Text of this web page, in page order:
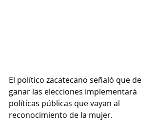
El político zacatecano señaló que de
ganar las elecciones implementará
políticas públicas que vayan al
reconocimiento de la mujer.